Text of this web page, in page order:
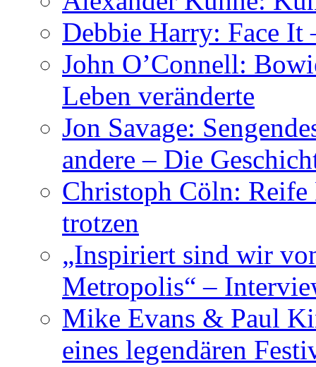
Debbie Harry: Face
John O’Connell:
Leben veränderte
Jon Savage:
andere – Die
Christoph Cöln:
trotzen
„Inspiriert sind wir
Metropolis“ –
Mike Evans & Paul
eines legendären